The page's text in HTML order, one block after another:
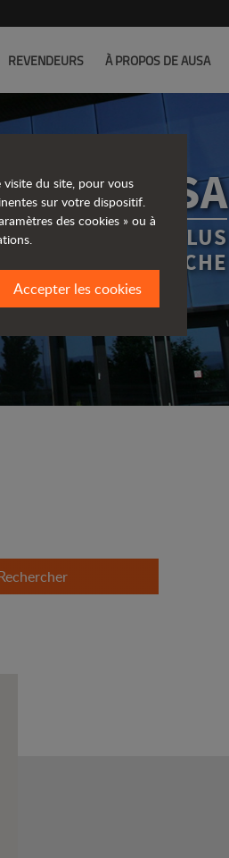
REVENDEURS À PROPOS DE AUSA
AUSA
LE PLUS
PROCHE
visite du site, pour vous
sur votre dispositif.
des cookies » ou à
Accepter les cookies